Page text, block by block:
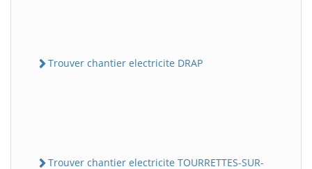
Trouver chantier electricite DRAP
Trouver chantier electricite TOURRETTES-SUR-